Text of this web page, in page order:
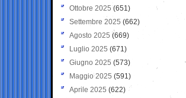
Ottobre 2025 (651)
Settembre 2025 (662)
Agosto 2025 (669)
Luglio 2025 (671)
Giugno 2025 (573)
Maggio 2025 (591)
Aprile 2025 (622)